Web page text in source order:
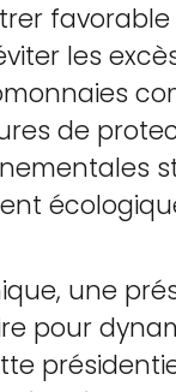
les
de
une
pour